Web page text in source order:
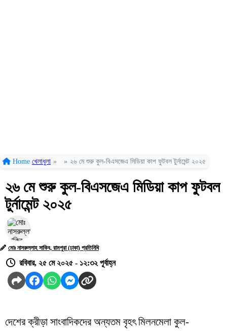
Home খেলাধুলা » » ২৬ মে শুরু কুল-বিএসজেএ মিডিয়া কাপ ফুটবল টুর্নামেন্ট ২০২৫
২৬ মে শুরু কুল-বিএসজেএ মিডিয়া কাপ ফুটবল
টুর্নামেন্ট ২০২৫
মোঃ নাসরুল্লাহ সাকিব, রামপুরা (ঢাকা) প্রতিনিধি
রবিবার, ২৫ মে ২০২৫ - ১২:৩২ পূর্বাহ্ন
দেশের ক্রীড়া সাংবাদিকদের অন্যতম বৃহৎ মিলনমেলা কুল-